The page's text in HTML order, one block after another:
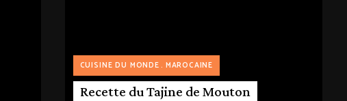
CUISINE DU MONDE MAROCAINE
Recette du Tajine de Mouton